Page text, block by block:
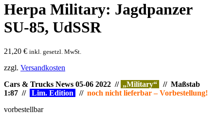
Herpa Military: Jagdpanzer
SU-85, UdSSR
21,20 € inkl. gesetzl. MwSt.
zzgl. Versandkosten
Cars & Trucks News 05-06 2022 // „Military“
// Maßstab
1:87 //
Lim. Edition // noch nicht lieferbar – Vorbestellung!
vorbestellbar